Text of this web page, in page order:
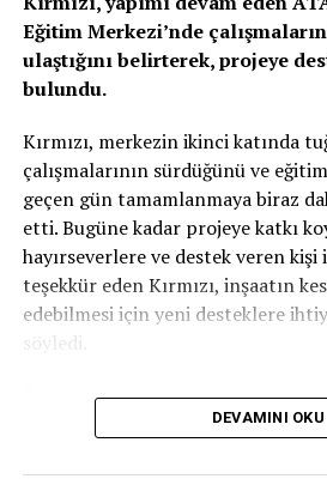
Başbakan Üstel:Elektrikte kalıcı
Meteoroloji’den toz uyarısı
Eğitim Merkezi’nde
ulaştığını belirterek, projeye
bulundu.
Kırmızı, merkezin ikinci katında
çalışmalarının sürdüğünü ve
geçen gün tamamlanmaya biraz
etti. Bugüne kadar projeye katkı
hayırseverlere ve destek veren
teşekkür eden Kırmızı, inşaatın
edebilmesi için yeni desteklere
söyledi.
Özellikle tuğla başta olmak üzere
malzemelerinin temin edilmesinin
ülkenin geleceğine yatırım yapma
DEVAMINI OKU